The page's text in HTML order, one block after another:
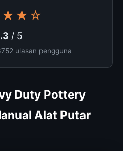
/ 5
ulasan pengguna
Duty Pottery
Alat Putar